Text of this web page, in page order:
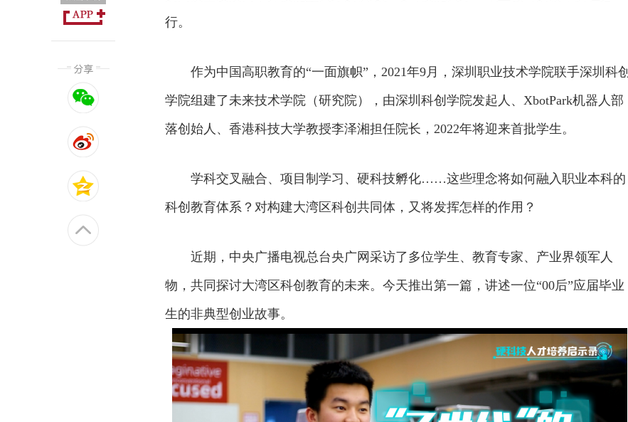
行。
作为中国高职教育的“一面旗帜”，2021年9月，深圳职业技术学院联手深圳科创
学院组建了未来技术学院（研究院），由深圳科创学院发起人、XbotPark机器人部
落创始人、香港科技大学教授李泽湘担任院长，2022年将迎来首批学生。
学科交叉融合、项目制学习、硬科技孵化……这些理念将如何融入职业本科的
科创教育体系？对构建大湾区科创共同体，又将发挥怎样的作用？
近期，中央广播电视总台央广网采访了多位学生、教育专家、产业界领军人
物，共同探讨大湾区科创教育的未来。今天推出第一篇，讲述一位“00后”应届毕业
生的非典型创业故事。